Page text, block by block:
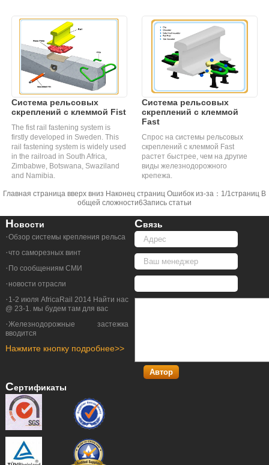
Система рельсовых
скреплений с клеммой Fist
The fist rail fastening system is
firstly developed in Sweden. This
rail fastening system is widely used
in the railroad in South Africa,
Zimbabwe, Botswana, Swaziland
and Namibia.
Система рельсовых
скреплений с клеммой
Fast
Спрос на системы рельсовых
скреплений с клеммой Fast
растет быстрее, чем на другие
виды железнодорожного
крепежа.
Главная страница вверх вниз Наконец страниц Ошибок из-за：1/1страниц В
общей сложности6Запись статьи
НОвости
·Обзор системы крепления рельса
·что саморезных винт
· По сообщениям СМИ
· новости отрасли
· 1-2 июля AfricaRail 2014 Найти нас
@ 23-1. мы будем там для вас
·Железнодорожные застежка
вводится
Нажмите кнопку подробнее>>
СВязь
СЕртификаты